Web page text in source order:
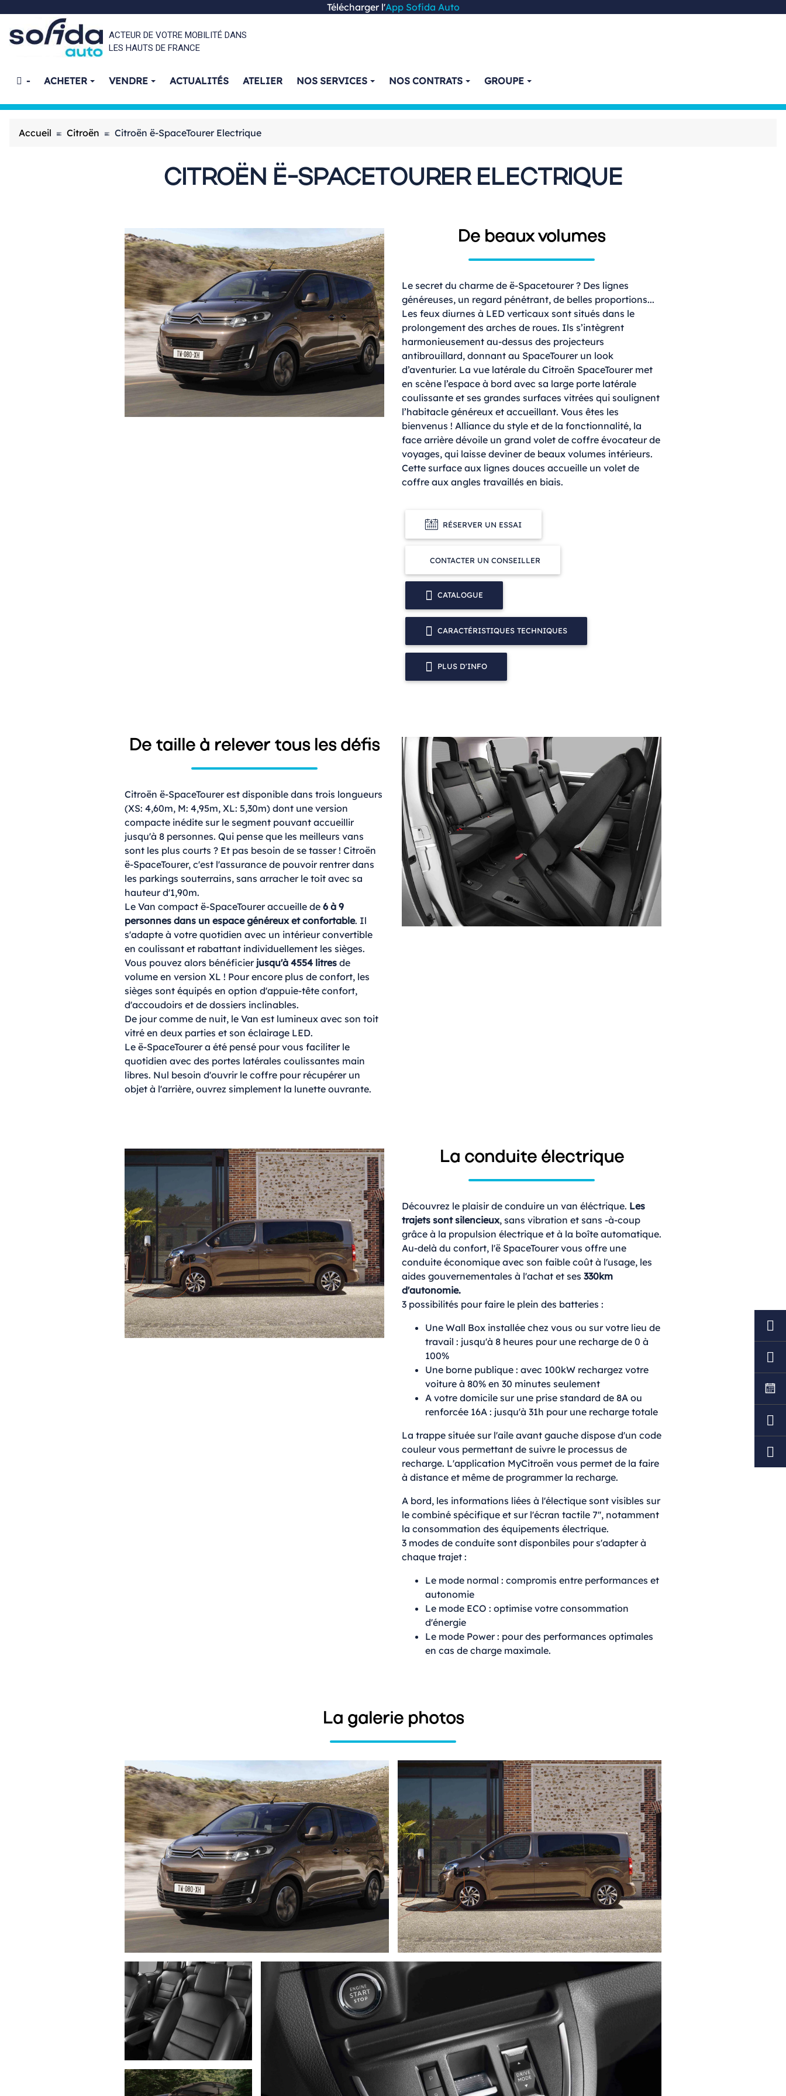
Télécharger l'App Sofida Auto
ACTEUR DE VOTRE MOBILITÉ DANS
LES HAUTS DE FRANCE
- ACHETER VENDRE ACTUALITÉS ATELIER NOS SERVICES NOS CONTRATS GROUPE
Accueil Citroën Citroën ë-SpaceTourer Electrique
CITROËN Ë-SPACETOURER ELECTRIQUE
De beaux volumes
Le secret du charme de ë-Spacetourer ? Des lignes
généreuses, un regard pénétrant, de belles proportions...
Les feux diurnes à LED verticaux sont situés dans le
prolongement des arches de roues. Ils s’intègrent
harmonieusement au-dessus des projecteurs
antibrouillard, donnant au SpaceTourer un look
d’aventurier. La vue latérale du Citroën SpaceTourer met
en scène l’espace à bord avec sa large porte latérale
coulissante et ses grandes surfaces vitrées qui soulignent
l’habitacle généreux et accueillant. Vous êtes les
bienvenus ! Alliance du style et de la fonctionnalité, la
face arrière dévoile un grand volet de coffre évocateur de
voyages, qui laisse deviner de beaux volumes intérieurs.
Cette surface aux lignes douces accueille un volet de
coffre aux angles travaillés en biais.
RÉSERVER UN ESSAI
CONTACTER UN CONSEILLER
CATALOGUE
CARACTÉRISTIQUES TECHNIQUES
PLUS D'INFO
De taille à relever tous les défis
Citroën ë-SpaceTourer est disponible dans trois longueurs
(XS: 4,60m, M: 4,95m, XL: 5,30m) dont une version
compacte inédite sur le segment pouvant accueillir
jusqu'à 8 personnes. Qui pense que les meilleurs vans
sont les plus courts ? Et pas besoin de se tasser ! Citroën
ë-SpaceTourer, c'est l'assurance de pouvoir rentrer dans
les parkings souterrains, sans arracher le toit avec sa
hauteur d'1,90m.
Le Van compact ë-SpaceTourer accueille de 6 à 9
personnes dans un espace généreux et confortable. Il
s'adapte à votre quotidien avec un intérieur convertible
en coulissant et rabattant individuellement les sièges.
Vous pouvez alors bénéficier jusqu'à 4554 litres de
volume en version XL ! Pour encore plus de confort, les
sièges sont équipés en option d'appuie-tête confort,
d'accoudoirs et de dossiers inclinables.
De jour comme de nuit, le Van est lumineux avec son toit
vitré en deux parties et son éclairage LED.
Le ë-SpaceTourer a été pensé pour vous faciliter le
quotidien avec des portes latérales coulissantes main
libres. Nul besoin d'ouvrir le coffre pour récupérer un
objet à l'arrière, ouvrez simplement la lunette ouvrante.
La conduite électrique
Découvrez le plaisir de conduire un van éléctrique. Les
trajets sont silencieux, sans vibration et sans -à-coup
grâce à la propulsion électrique et à la boîte automatique.
Au-delà du confort, l'ë SpaceTourer vous offre une
conduite économique avec son faible coût à l'usage, les
aides gouvernementales à l'achat et ses 330km
d'autonomie.
3 possibilités pour faire le plein des batteries :
Une Wall Box installée chez vous ou sur votre lieu de
travail : jusqu'à 8 heures pour une recharge de 0 à
100%
Une borne publique : avec 100kW rechargez votre
voiture à 80% en 30 minutes seulement
A votre domicile sur une prise standard de 8A ou
renforcée 16A : jusqu'à 31h pour une recharge totale
La trappe située sur l'aile avant gauche dispose d'un code
couleur vous permettant de suivre le processus de
recharge. L'application MyCitroën vous permet de la faire
à distance et même de programmer la recharge.
A bord, les informations liées à l'électique sont visibles sur
le combiné spécifique et sur l'écran tactile 7'', notamment
la consommation des équipements électrique.
3 modes de conduite sont disponbiles pour s'adapter à
chaque trajet :
Le mode normal : compromis entre performances et
autonomie
Le mode ECO : optimise votre consommation
d'énergie
Le mode Power : pour des performances optimales
en cas de charge maximale.
La galerie photos